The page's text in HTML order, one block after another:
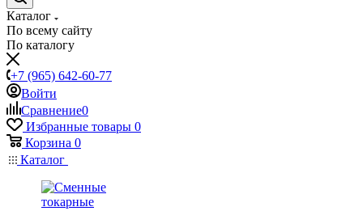
Каталог
По всему сайту
По каталогу
+7 (965) 642-60-77
Войти
Сравнение0
Избранные товары 0
Корзина 0
Каталог